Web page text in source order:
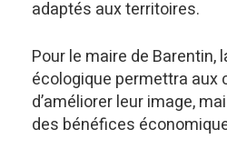
adaptés aux territoires.
Pour le maire de Barentin,
écologique permettra aux
d’améliorer leur image,
des bénéfices